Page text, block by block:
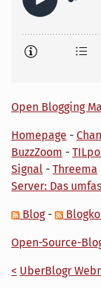
Open Blogging
Homepage -
BuzzZoom -
Signal - Threema
Server: Das
Blog-
Open-Source-
< UberBlogr